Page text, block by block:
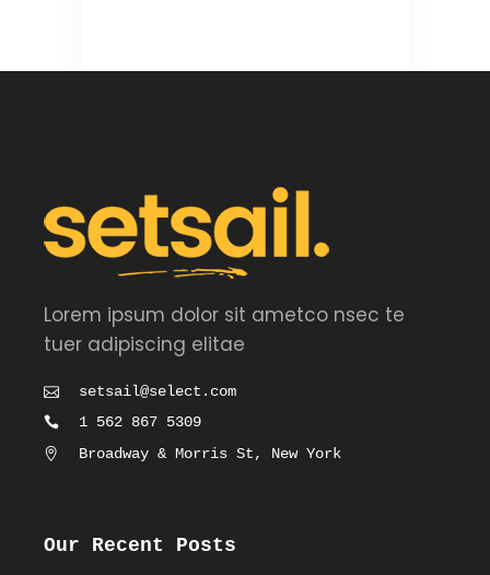
Lorem ipsum dolor sit ametco nsec te
tuer adipiscing elitae
setsail@select.com
1 562 867 5309
Broadway & Morris St, New York
Our Recent Posts